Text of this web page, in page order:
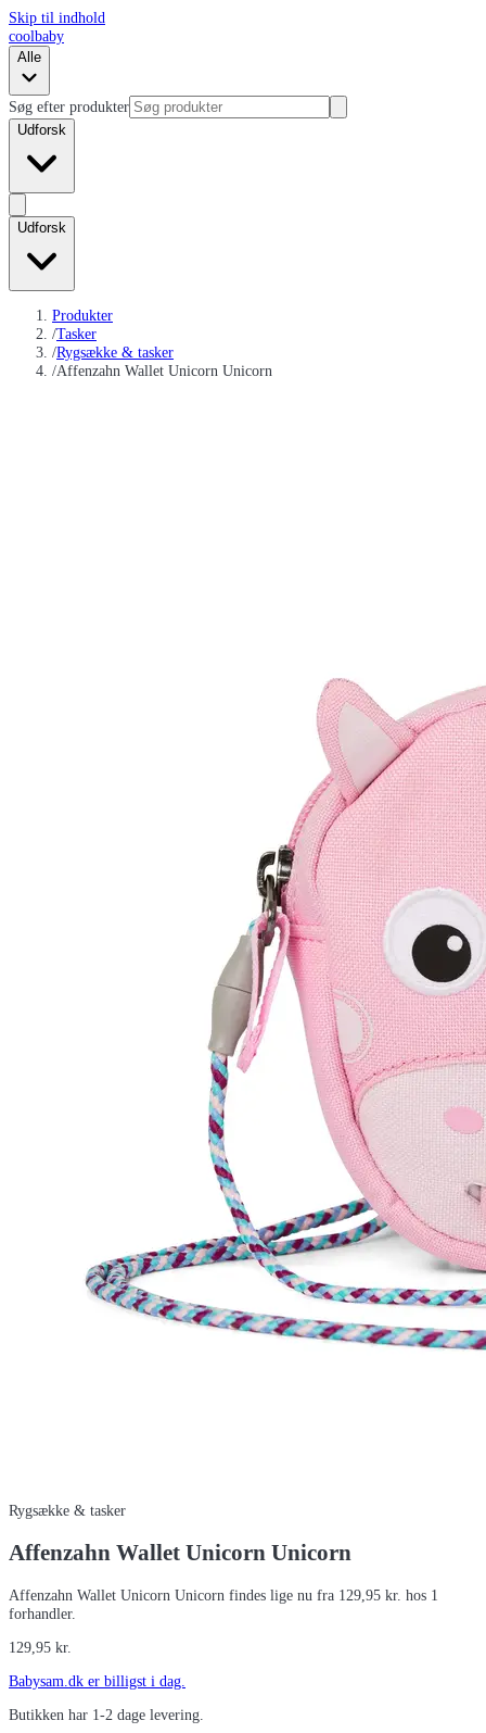
Skip til indhold
coolbaby
Alle
Søg efter produkter
Udforsk
Udforsk
Produkter
/Tasker
/Rygsække & tasker
/Affenzahn Wallet Unicorn Unicorn
Rygsække & tasker
Affenzahn Wallet Unicorn Unicorn
Affenzahn Wallet Unicorn Unicorn findes lige nu fra 129,95 kr. hos 1
forhandler.
129,95 kr.
Babysam.dk er billigst i dag.
Butikken har 1-2 dage levering.